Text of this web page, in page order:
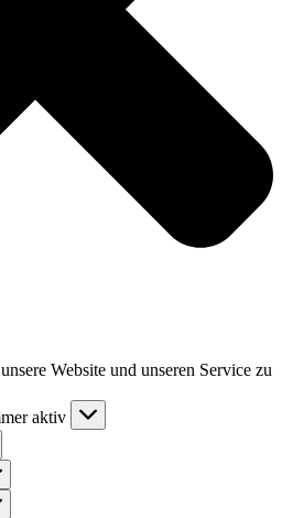
Website und unseren Service zu
aktiv